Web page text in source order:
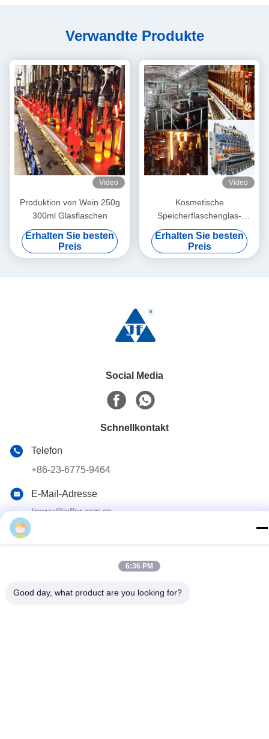
Verwandte Produkte
Video
Produktion von Wein 250g
300ml Glasflaschen
Erhalten Sie besten
Preis
Video
Kosmetische
Speicherflaschenglas-
Flaschen-Fertigungsstraße-
klare Farbe
Erhalten Sie besten
Preis
Social Media
Schnellkontakt
Telefon
+86-23-6775-9464
E-Mail-Adresse
linwyu@jeffer.com.cn
Nordzone, Chongqing, China
Datenschutzrichtlinie|Sitemap
6:36 PM
Good day, what product are you looking for?